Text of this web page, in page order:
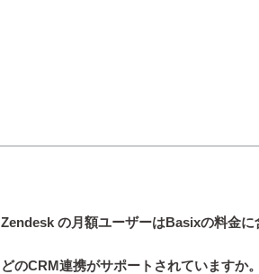
Zendesk の月額ユーザーはBasixの料金に
どのCRM連携がサポートされていますか